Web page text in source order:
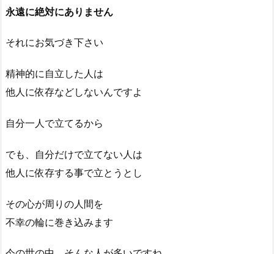
永遠に絶対にありません
それにお気づき下さい
精神的に自立した人は
他人に依存などしないんですよ
自分一人で立てるから
でも、自分だけで立てない人は
他人に依存する事で立とうとし
その心が周りの人間を
不幸の輪に巻き込みます